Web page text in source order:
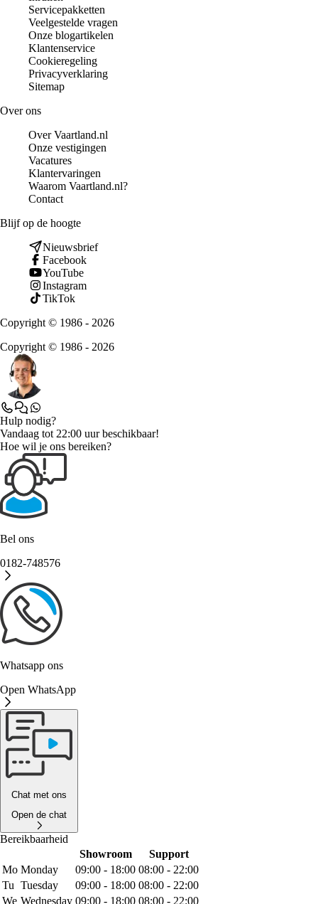
Servicepakketten
Veelgestelde vragen
Onze blogartikelen
Klantenservice
Cookieregeling
Privacyverklaring
Sitemap
Over ons
Over Vaartland.nl
Onze vestigingen
Vacatures
Klantervaringen
Waarom Vaartland.nl?
Contact
Blijf op de hoogte
Nieuwsbrief
Facebook
YouTube
Instagram
TikTok
Copyright © 1986 - 2026
Copyright © 1986 - 2026
Hulp nodig?
Vandaag tot 22:00 uur beschikbaar!
Hoe wil je ons bereiken?
Bel ons
0182-748576
Whatsapp ons
Open WhatsApp
Chat met ons
Open de chat
Bereikbaarheid
Showroom
Support
Mo Monday 09:00 - 18:00 08:00 - 22:00
Tu Tuesday 09:00 - 18:00 08:00 - 22:00
We Wednesday 09:00 - 18:00 08:00 - 22:00